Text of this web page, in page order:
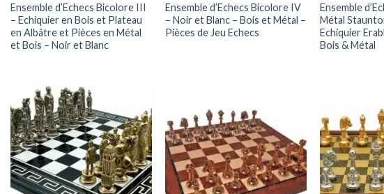
Ensemble d’Echecs Bicolore III
– Echiquier en Bois et Plateau
en Albâtre et Pièces en Métal
et Bois – Noir et Blanc
Ensemble d’Echecs Bicolore IV
– Noir et Blanc – Bois et Métal –
Pièces de Jeu Echecs
Ensemble
Métal
Echiquier
Bois & Métal